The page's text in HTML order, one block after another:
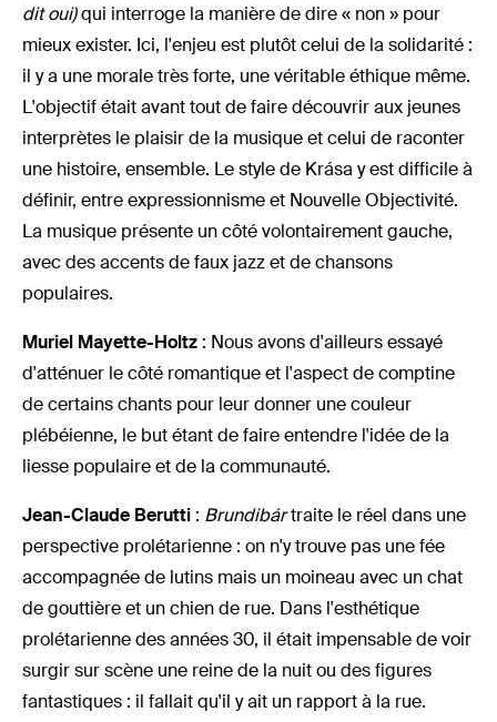
dit oui)qui interroge la manière de dire « non » pour
mieux exister. Ici, l'enjeu est plutôt celui de la solidarité :
il y a une morale très forte, une véritable éthique même.
L'objectif était avant tout de faire découvrir aux jeunes
interprètes le plaisir de la musique et celui de raconter
une histoire, ensemble. Le style de Krása y est difficile à
définir, entre expressionnisme et Nouvelle Objectivité.
La musique présente un côté volontairement gauche,
avec des accents de faux jazz et de chansons
populaires.
Muriel Mayette-Holtz : Nous avons d'ailleurs essayé
d'atténuer le côté romantique et l'aspect de comptine
de certains chants pour leur donner une couleur
plébéienne, le but étant de faire entendre l'idée de la
liesse populaire et de la communauté.
Jean-Claude Berutti : Brundibártraite le réel dans une
perspective prolétarienne : on n'y trouve pas une fée
accompagnée de lutins mais un moineau avec un chat
de gouttière et un chien de rue. Dans l'esthétique
prolétarienne des années 30, il était impensable de voir
surgir sur scène une reine de la nuit ou des figures
fantastiques : il fallait qu'il y ait un rapport à la rue.